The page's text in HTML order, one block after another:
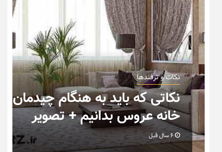
نکات و ترفندها
نکاتی که باید به هنگام چیدمان
خانه عروس بدانیم + تصویر